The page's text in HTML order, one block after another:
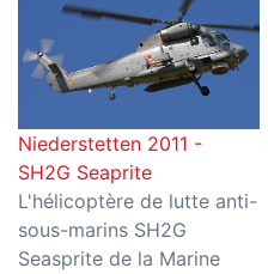
Niederstetten 2011 -
SH2G Seaprite
L'hélicoptère de lutte anti-
sous-marins SH2G
Seasprite de la Marine